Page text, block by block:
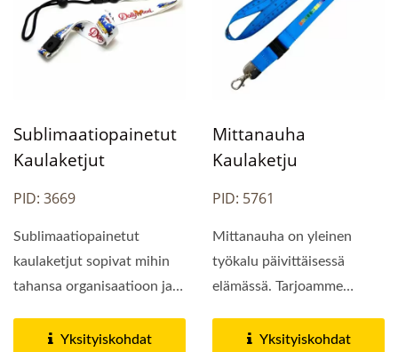
Sublimaatiopainetut
Kaulaketjut
PID: 3669
Sublimaatiopainetut
kaulaketjut sopivat mihin
tahansa organisaatioon ja
Yksityiskohdat
Mittanauha
Kaulaketju
PID: 5761
Mittanauha on yleinen
työkalu päivittäisessä
elämässä. Tarjoamme
Yksityiskohdat